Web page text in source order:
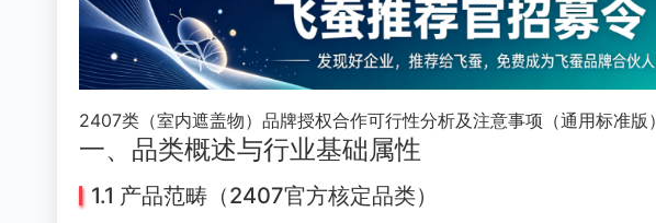
2407类（室内遮盖物）品牌授权合作可行性分析及注意事项（通用标准版）
一、品类概述与行业基础属性
1.1 产品范畴（2407官方核定品类）